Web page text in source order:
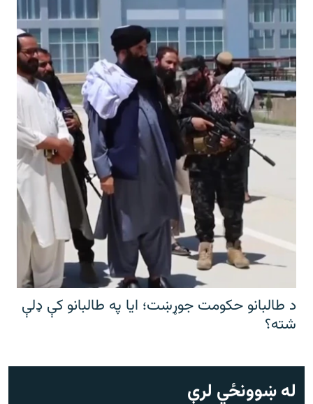
د طالبانو حکومت جوړښت؛ ایا په طالبانو کې ډلې
شته؟
له ښوونځي لرې